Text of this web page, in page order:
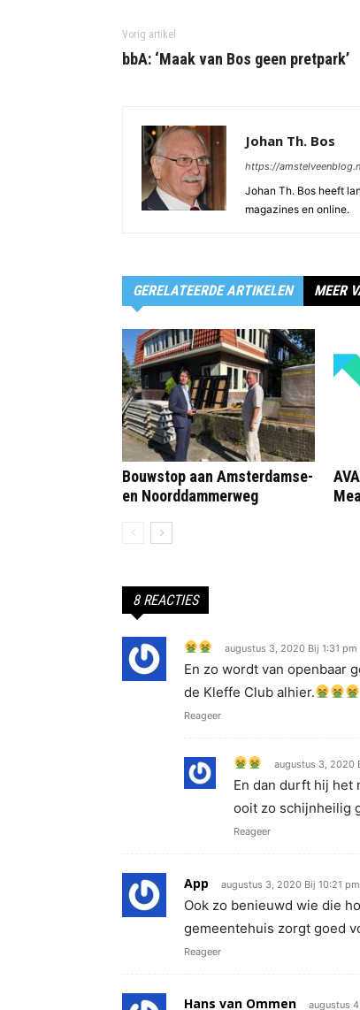
Vorig artikel
bbA: ‘Maak van Bos geen pretpark’
Johan Th. Bos
https://
Johan Th. Bos heeft
magazines en online.
GERELATEERDE ARTIKELEN MEER
Bouwstop aan Amsterdamse-
en Noorddammerweg
8 REACTIES
augustus 3, 2020 Bij 1:31 pm
En zo wordt van openbaar
de Kleffe Club alhier.
Reageer
augustus 3, 2020
En dan durft hij het
ooit zo schijnheilig
Reageer
App augustus 3, 2020 Bij 10:21 pm
Ook zo benieuwd wie die
gemeentehuis zorgt goed
Reageer
Hans van Ommen augustus